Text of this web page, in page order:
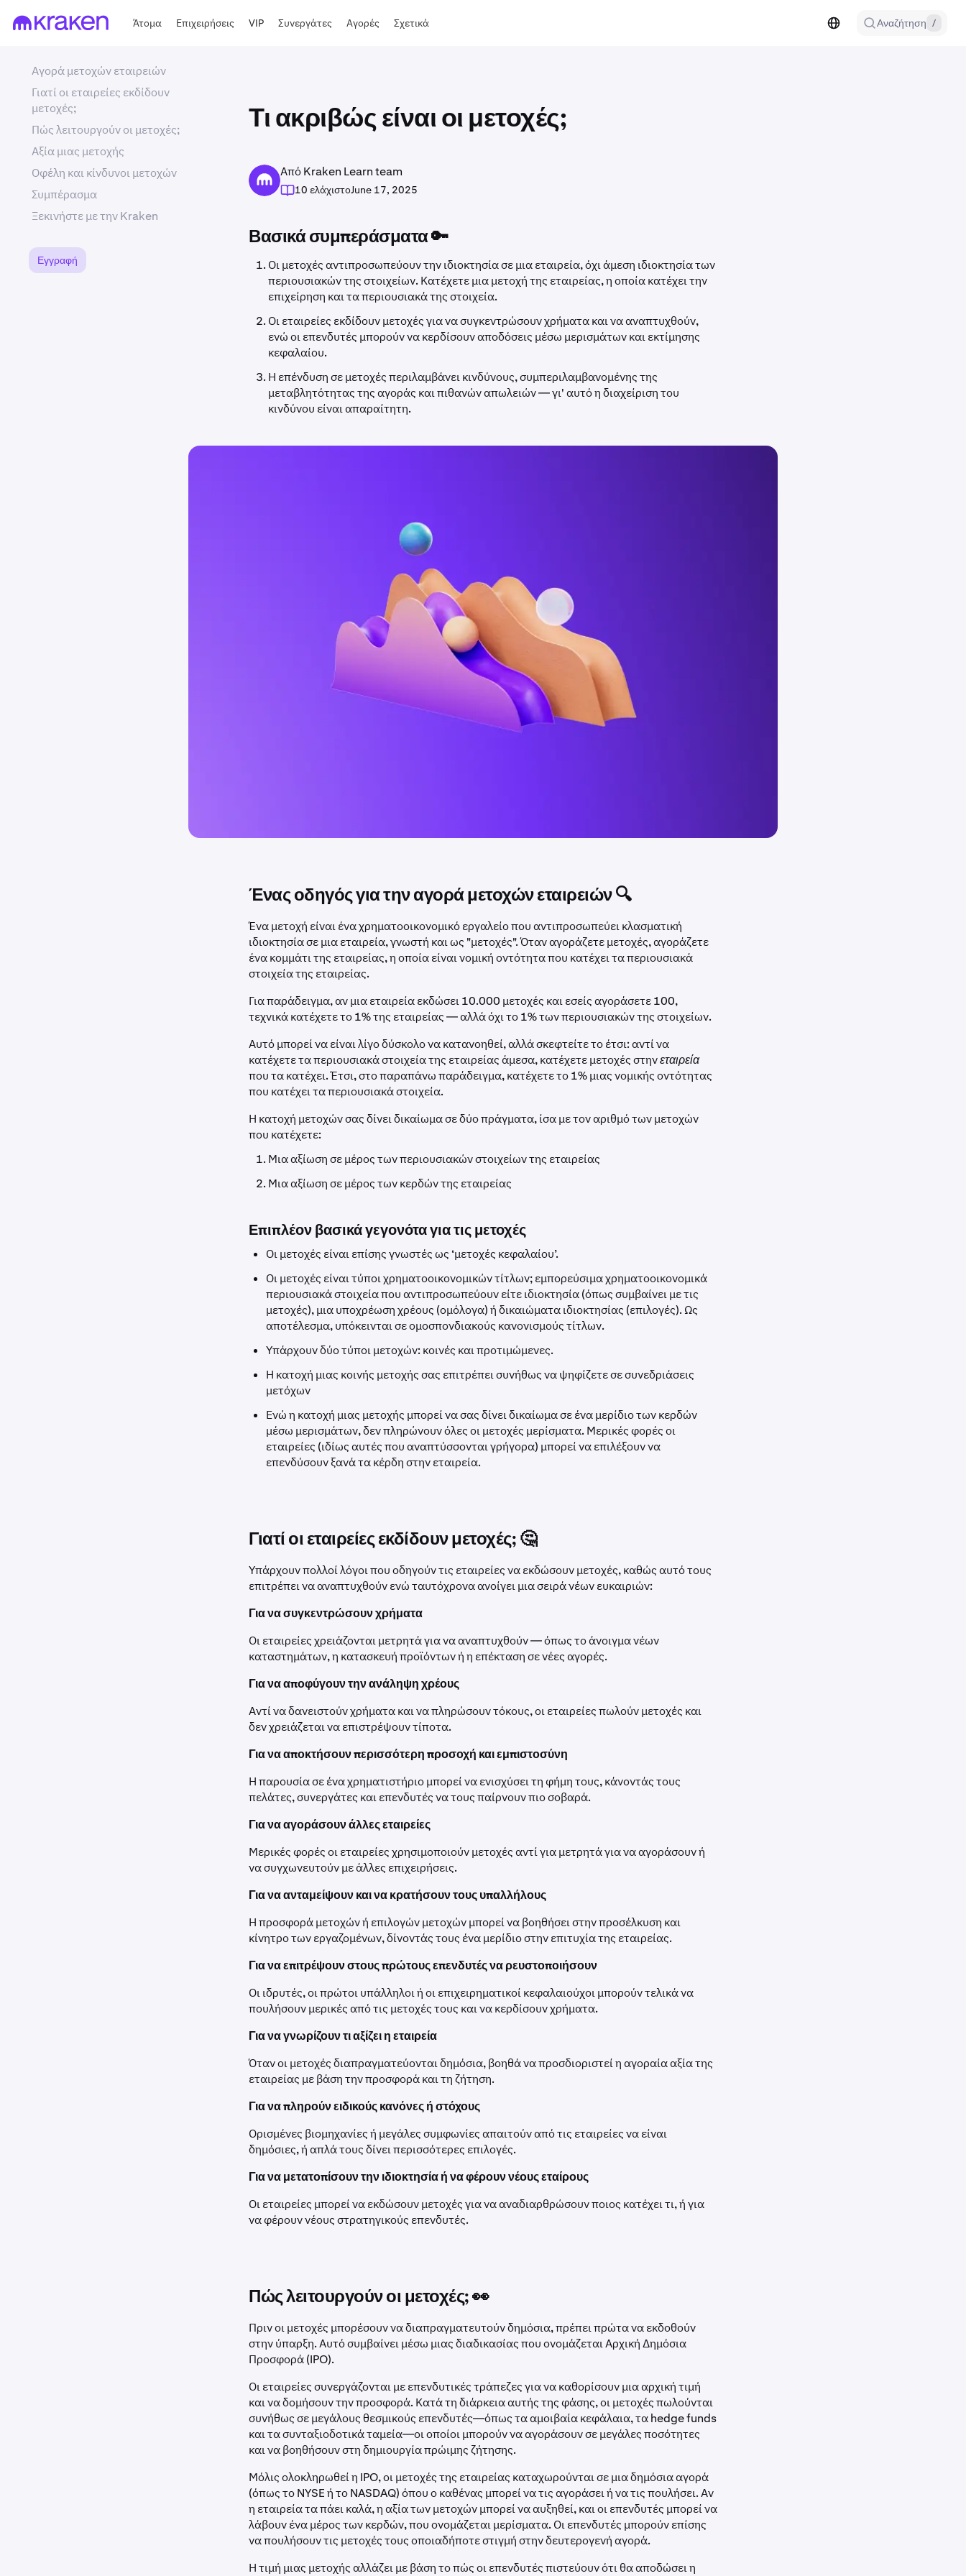
Άτομα Επιχειρήσεις VIP Συνεργάτες Αγορές Σχετικά Αναζήτηση /
Τι ακριβώς είναι οι μετοχές;
Από Kraken Learn team
10 ελάχιστοJune 17, 2025
Βασικά συμπεράσματα 🔑
Οι μετοχές αντιπροσωπεύουν την ιδιοκτησία σε μια εταιρεία, όχι άμεση ιδιοκτησία των
περιουσιακών της στοιχείων. Κατέχετε μια μετοχή της εταιρείας, η οποία κατέχει την
επιχείρηση και τα περιουσιακά της στοιχεία.
Οι εταιρείες εκδίδουν μετοχές για να συγκεντρώσουν χρήματα και να αναπτυχθούν,
ενώ οι επενδυτές μπορούν να κερδίσουν αποδόσεις μέσω μερισμάτων και εκτίμησης
κεφαλαίου.
Η επένδυση σε μετοχές περιλαμβάνει κινδύνους, συμπεριλαμβανομένης της
μεταβλητότητας της αγοράς και πιθανών απωλειών — γι' αυτό η διαχείριση του
κινδύνου είναι απαραίτητη.
Ένας οδηγός για την αγορά μετοχών εταιρειών 🔍
Ένα μετοχή είναι ένα χρηματοοικονομικό εργαλείο που αντιπροσωπεύει κλασματική
ιδιοκτησία σε μια εταιρεία, γνωστή και ως "μετοχές". Όταν αγοράζετε μετοχές, αγοράζετε
ένα κομμάτι της εταιρείας, η οποία είναι νομική οντότητα που κατέχει τα περιουσιακά
στοιχεία της εταιρείας.
Για παράδειγμα, αν μια εταιρεία εκδώσει 10.000 μετοχές και εσείς αγοράσετε 100,
τεχνικά κατέχετε το 1% της εταιρείας — αλλά όχι το 1% των περιουσιακών της στοιχείων.
Αυτό μπορεί να είναι λίγο δύσκολο να κατανοηθεί, αλλά σκεφτείτε το έτσι: αντί να
κατέχετε τα περιουσιακά στοιχεία της εταιρείας άμεσα, κατέχετε μετοχές στηνεταιρεία
που τα κατέχει. Έτσι, στο παραπάνω παράδειγμα, κατέχετε το 1% μιας νομικής οντότητας
που κατέχει τα περιουσιακά στοιχεία.
Η κατοχή μετοχών σας δίνει δικαίωμα σε δύο πράγματα, ίσα με τον αριθμό των μετοχών
που κατέχετε:
Μια αξίωση σε μέρος των περιουσιακών στοιχείων της εταιρείας
Μια αξίωση σε μέρος των κερδών της εταιρείας
Επιπλέον βασικά γεγονότα για τις μετοχές
Οι μετοχές είναι επίσης γνωστές ως ‘μετοχές κεφαλαίου’.
Οι μετοχές είναι τύποι χρηματοοικονομικών τίτλων; εμπορεύσιμα χρηματοοικονομικά
περιουσιακά στοιχεία που αντιπροσωπεύουν είτε ιδιοκτησία (όπως συμβαίνει με τις
μετοχές), μια υποχρέωση χρέους (ομόλογα) ή δικαιώματα ιδιοκτησίας (επιλογές). Ως
αποτέλεσμα, υπόκεινται σε ομοσπονδιακούς κανονισμούς τίτλων.
Υπάρχουν δύο τύποι μετοχών: κοινές και προτιμώμενες.
Η κατοχή μιας κοινής μετοχής σας επιτρέπει συνήθως να ψηφίζετε σε συνεδριάσεις
μετόχων
Ενώ η κατοχή μιας μετοχής μπορεί να σας δίνει δικαίωμα σε ένα μερίδιο των κερδών
μέσω μερισμάτων, δεν πληρώνουν όλες οι μετοχές μερίσματα. Μερικές φορές οι
εταιρείες (ιδίως αυτές που αναπτύσσονται γρήγορα) μπορεί να επιλέξουν να
επενδύσουν ξανά τα κέρδη στην εταιρεία.
Γιατί οι εταιρείες εκδίδουν μετοχές; 🤔
Υπάρχουν πολλοί λόγοι που οδηγούν τις εταιρείες να εκδώσουν μετοχές, καθώς αυτό τους
επιτρέπει να αναπτυχθούν ενώ ταυτόχρονα ανοίγει μια σειρά νέων ευκαιριών:
Για να συγκεντρώσουν χρήματα
Οι εταιρείες χρειάζονται μετρητά για να αναπτυχθούν — όπως το άνοιγμα νέων
καταστημάτων, η κατασκευή προϊόντων ή η επέκταση σε νέες αγορές.
Για να αποφύγουν την ανάληψη χρέους
Αντί να δανειστούν χρήματα και να πληρώσουν τόκους, οι εταιρείες πωλούν μετοχές και
δεν χρειάζεται να επιστρέψουν τίποτα.
Για να αποκτήσουν περισσότερη προσοχή και εμπιστοσύνη
Η παρουσία σε ένα χρηματιστήριο μπορεί να ενισχύσει τη φήμη τους, κάνοντάς τους
πελάτες, συνεργάτες και επενδυτές να τους παίρνουν πιο σοβαρά.
Για να αγοράσουν άλλες εταιρείες
Μερικές φορές οι εταιρείες χρησιμοποιούν μετοχές αντί για μετρητά για να αγοράσουν ή
να συγχωνευτούν με άλλες επιχειρήσεις.
Για να ανταμείψουν και να κρατήσουν τους υπαλλήλους
Η προσφορά μετοχών ή επιλογών μετοχών μπορεί να βοηθήσει στην προσέλκυση και
κίνητρο των εργαζομένων, δίνοντάς τους ένα μερίδιο στην επιτυχία της εταιρείας.
Για να επιτρέψουν στους πρώτους επενδυτές να ρευστοποιήσουν
Οι ιδρυτές, οι πρώτοι υπάλληλοι ή οι επιχειρηματικοί κεφαλαιούχοι μπορούν τελικά να
πουλήσουν μερικές από τις μετοχές τους και να κερδίσουν χρήματα.
Για να γνωρίζουν τι αξίζει η εταιρεία
Όταν οι μετοχές διαπραγματεύονται δημόσια, βοηθά να προσδιοριστεί η αγοραία αξία της
εταιρείας με βάση την προσφορά και τη ζήτηση.
Για να πληρούν ειδικούς κανόνες ή στόχους
Ορισμένες βιομηχανίες ή μεγάλες συμφωνίες απαιτούν από τις εταιρείες να είναι
δημόσιες, ή απλά τους δίνει περισσότερες επιλογές.
Για να μετατοπίσουν την ιδιοκτησία ή να φέρουν νέους εταίρους
Οι εταιρείες μπορεί να εκδώσουν μετοχές για να αναδιαρθρώσουν ποιος κατέχει τι, ή για
να φέρουν νέους στρατηγικούς επενδυτές.
Πώς λειτουργούν οι μετοχές; 👀
Πριν οι μετοχές μπορέσουν να διαπραγματευτούν δημόσια, πρέπει πρώτα να εκδοθούν
στην ύπαρξη. Αυτό συμβαίνει μέσω μιας διαδικασίας που ονομάζεται Αρχική Δημόσια
Προσφορά (IPO).
Οι εταιρείες συνεργάζονται με επενδυτικές τράπεζες για να καθορίσουν μια αρχική τιμή
και να δομήσουν την προσφορά. Κατά τη διάρκεια αυτής της φάσης, οι μετοχές πωλούνται
συνήθως σε μεγάλους θεσμικούς επενδυτές—όπως τα αμοιβαία κεφάλαια, τα hedge funds
και τα συνταξιοδοτικά ταμεία—οι οποίοι μπορούν να αγοράσουν σε μεγάλες ποσότητες
και να βοηθήσουν στη δημιουργία πρώιμης ζήτησης.
Μόλις ολοκληρωθεί η IPO, οι μετοχές της εταιρείας καταχωρούνται σε μια δημόσια αγορά
(όπως το NYSE ή το NASDAQ) όπου ο καθένας μπορεί να τις αγοράσει ή να τις πουλήσει. Αν
η εταιρεία τα πάει καλά, η αξία των μετοχών μπορεί να αυξηθεί, και οι επενδυτές μπορεί να
λάβουν ένα μέρος των κερδών, που ονομάζεται μερίσματα. Οι επενδυτές μπορούν επίσης
να πουλήσουν τις μετοχές τους οποιαδήποτε στιγμή στην δευτερογενή αγορά.
Η τιμή μιας μετοχής αλλάζει με βάση το πώς οι επενδυτές πιστεύουν ότι θα αποδώσει η
Αγορά μετοχών εταιρειών
Γιατί οι εταιρείες εκδίδουν
μετοχές;
Πώς λειτουργούν οι μετοχές;
Αξία μιας μετοχής
Οφέλη και κίνδυνοι μετοχών
Συμπέρασμα
Ξεκινήστε με την Kraken
Εγγραφή